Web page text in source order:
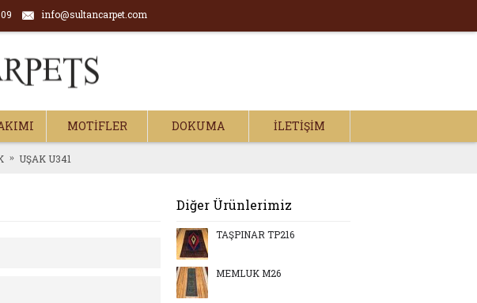
info@sultancarpet.com
MOTİFLER DOKUMA İLETIŞIM
UŞAK U341
Diğer Ürünlerimiz
TAŞPINAR TP216
MEMLUK M26